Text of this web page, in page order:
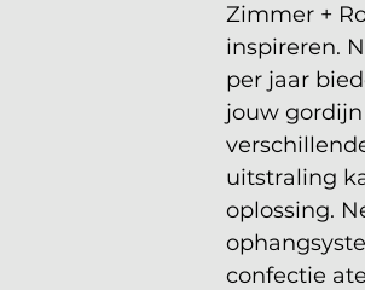
Zimmer +
inspireren.
per jaar
jouw
uitstraling
oplossing.
confectie